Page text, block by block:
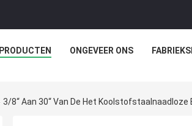
PRODUCTEN ONGEVEER ONS
3/8“ Aan 30“ Van De Het